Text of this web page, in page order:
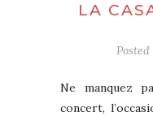
LA
Ne manquez
concert,